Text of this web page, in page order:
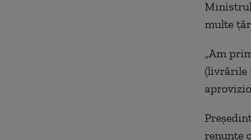
Ministrul
multe
„Am
(livrările
renunţe